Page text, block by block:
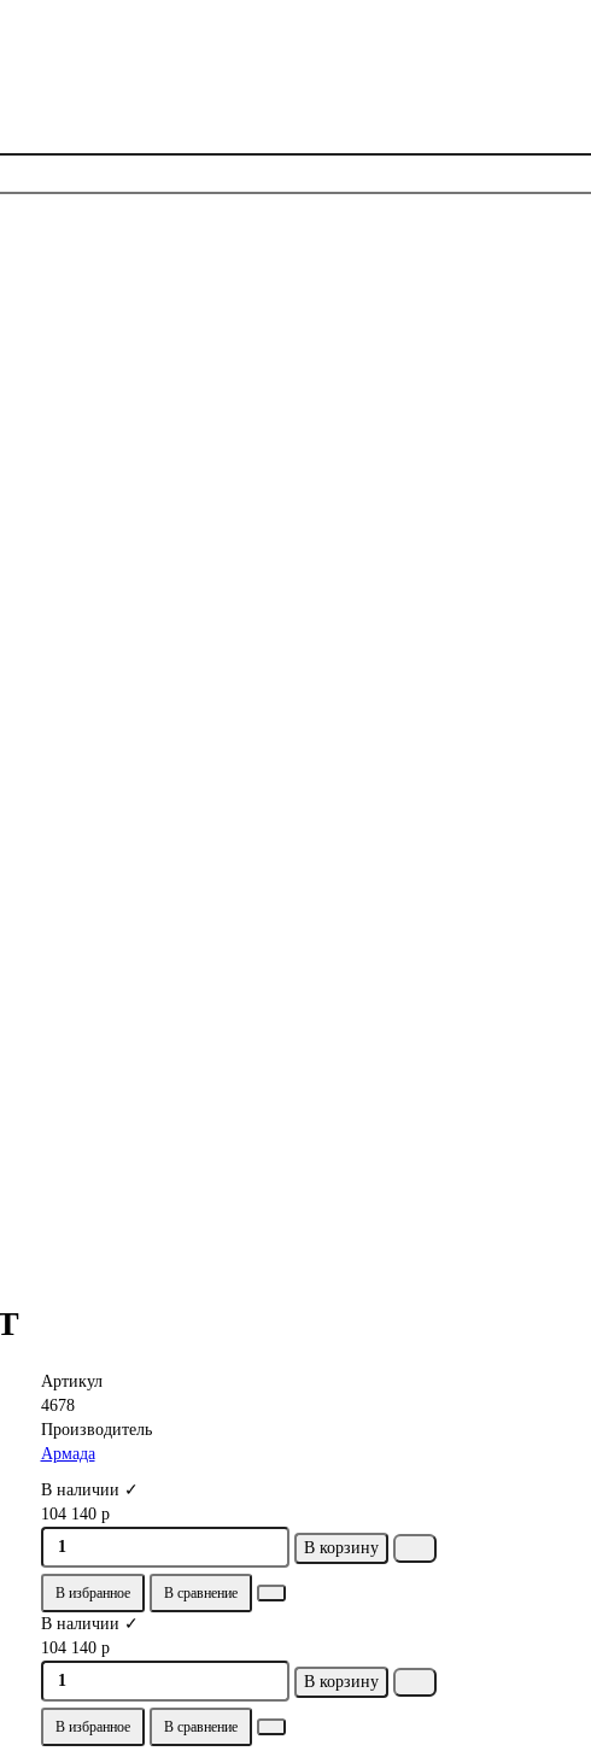
Артикул
4678
Производитель
Армада
В наличии ✓
104 140 р
В корзину
В избранное В сравнение
В наличии ✓
104 140 р
В корзину
В избранное В сравнение